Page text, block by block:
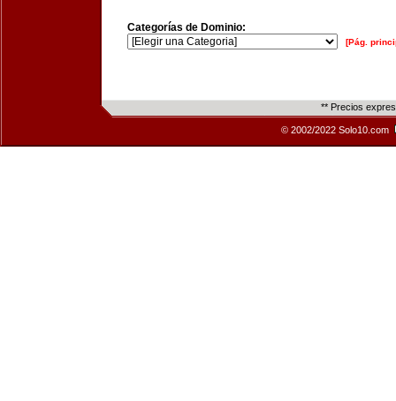
Categorías de Dominio:
[Pág.
** Precios
© 2002/2022 Solo10.com